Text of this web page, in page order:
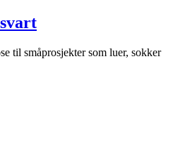
til småprosjekter som luer, sokker